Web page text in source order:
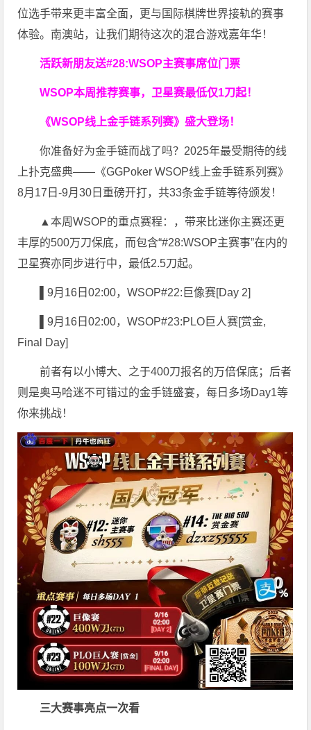
位选手带来更丰富全面，更与国际棋牌世界接轨的赛事
体验。南澳站，让我们期待这次的混合游戏嘉年华！
活跃新朋友送#28:WSOP主赛事席位门票
WSOP本周推荐赛事，卫星赛最低仅1刀起！
《WSOP线上金手链系列赛》盛大登场！
你准备好为金手链而战了吗？2025年最受期待的线
上扑克盛典——《GGPoker WSOP线上金手链系列赛》
8月17日-9月30日重磅开打，共33条金手链等待颁发！
▲本周WSOP的重点赛程：，带来比迷你主赛还更
丰厚的500万刀保底，而包含“#28:WSOP主赛事”在内的
卫星赛亦同步进行中，最低2.5刀起。
▌9月16日02:00，WSOP#22:巨像赛[Day 2]
▌9月16日02:00，WSOP#23:PLO巨人赛[赏金,
Final Day]
前者有以小博大、之于400刀报名的万倍保底；后者
则是奥马哈迷不可错过的金手链盛宴，每日多场Day1等
你来挑战！
三大赛事亮点一次看